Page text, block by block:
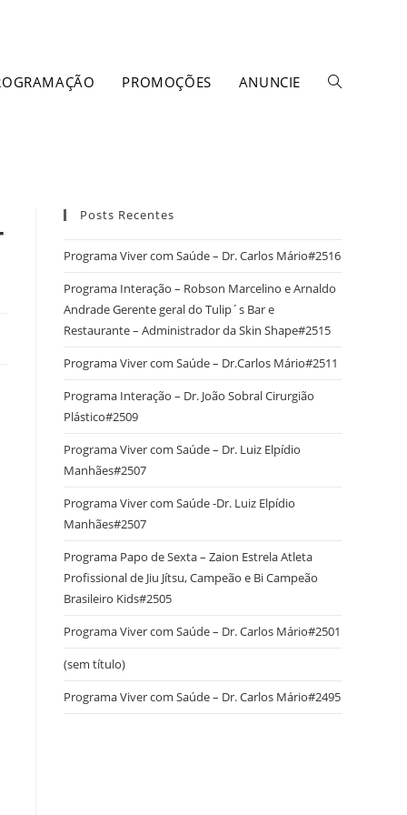
PROMOÇÕES ANUNCIE
Posts Recentes
Programa Viver com Saúde – Dr. Carlos Mário#2516
Programa Interação – Robson Marcelino e Arnaldo
Andrade Gerente geral do Tulip´s Bar e
Restaurante – Administrador da Skin Shape#2515
Programa Viver com Saúde – Dr.Carlos Mário#2511
Programa Interação – Dr. João Sobral Cirurgião
Plástico#2509
Programa Viver com Saúde – Dr. Luiz Elpídio
Manhães#2507
Programa Viver com Saúde -Dr. Luiz Elpídio
Manhães#2507
Programa Papo de Sexta – Zaion Estrela Atleta
Profissional de Jiu Jítsu, Campeão e Bi Campeão
Brasileiro Kids#2505
Programa Viver com Saúde – Dr. Carlos Mário#2501
(sem título)
Programa Viver com Saúde – Dr. Carlos Mário#2495